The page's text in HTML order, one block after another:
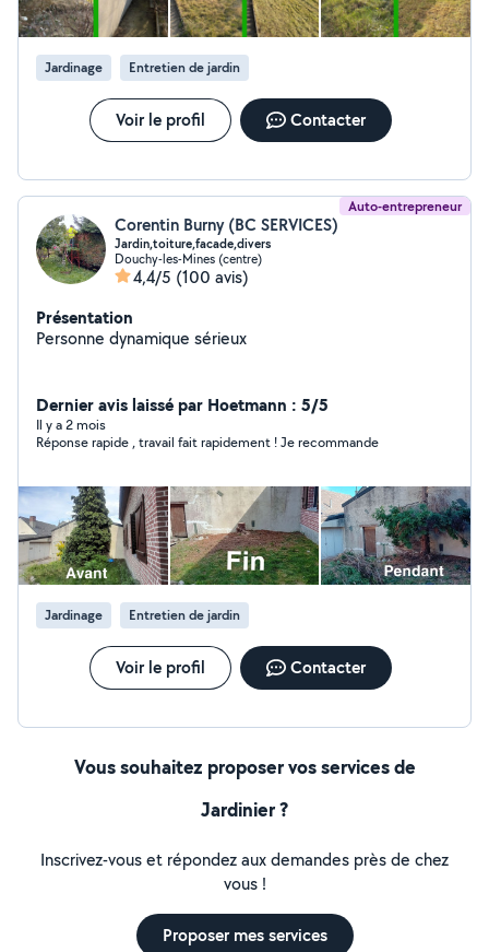
Jardinage Entretien de jardin
Voir le profil Contacter
Auto-entrepreneur
Corentin Burny (BC SERVICES)
Jardin,toiture,facade,divers
Douchy-les-Mines (centre)
4,4/5 (100 avis)
Présentation
Personne dynamique sérieux
Dernier avis laissé par Hoetmann : 5/5
Il y a 2 mois
Réponse rapide , travail fait rapidement ! Je recommande
Jardinage Entretien de jardin
Voir le profil Contacter
Vous souhaitez proposer vos services de
Jardinier ?
Inscrivez-vous et répondez aux demandes près de chez
vous !
Proposer mes services